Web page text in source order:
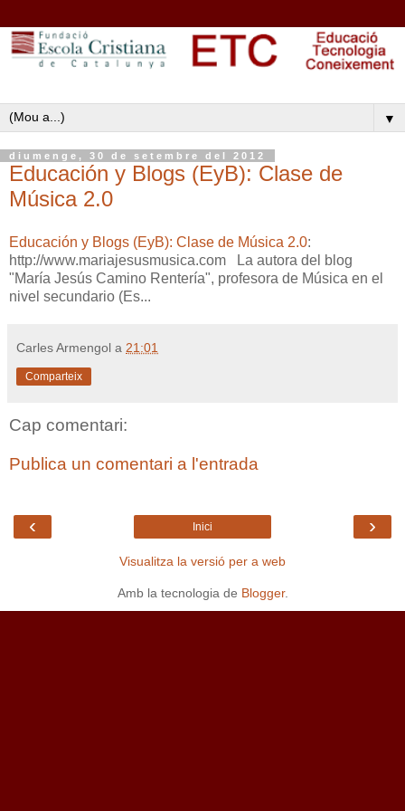
▼
diumenge, 30 de setembre del 2012
Educación y Blogs (EyB): Clase de
Música 2.0
Educación y Blogs (EyB): Clase de Música 2.0:
http://www.mariajesusmusica.com La autora del blog
"María Jesús Camino Rentería", profesora de Música en el
nivel secundario (Es...
Carles Armengol a 21:01
Comparteix
Cap comentari:
Publica un comentari a l'entrada
‹ ›
Inici
Visualitza la versió per a web
Amb la tecnologia de Blogger.